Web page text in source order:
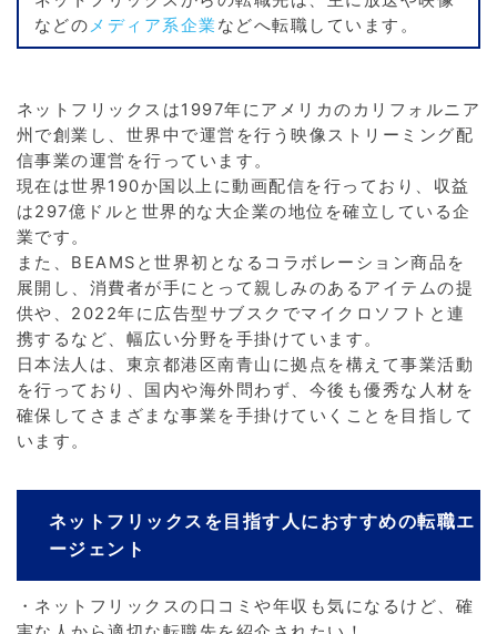
などのメディア系企業 などへ転職しています。
ネットフリックスは1997年にアメリカのカリフォルニア
州で創業し、世界中で運営を行う映像ストリーミング配
信事業の運営を行っています。
現在は世界190か国以上に動画配信を行っており、収益
は297億ドルと世界的な大企業の地位を確立している企
業です。
また、BEAMSと世界初となるコラボレーション商品を
展開し、消費者が手にとって親しみのあるアイテムの提
供や、2022年に広告型サブスクでマイクロソフトと連
携するなど、幅広い分野を手掛けています。
日本法人は、東京都港区南青山に拠点を構えて事業活動
を行っており、国内や海外問わず、今後も優秀な人材を
確保してさまざまな事業を手掛けていくことを目指して
います。
ネットフリックスを目指す人におすすめの転職エ
ージェント
・ネットフリックスの口コミや年収も気になるけど、確